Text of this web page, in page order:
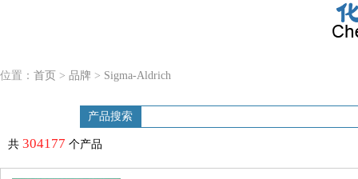
位置： 首页 > 品牌 > Sigma-Aldrich
产品搜索
共 304177 个产品